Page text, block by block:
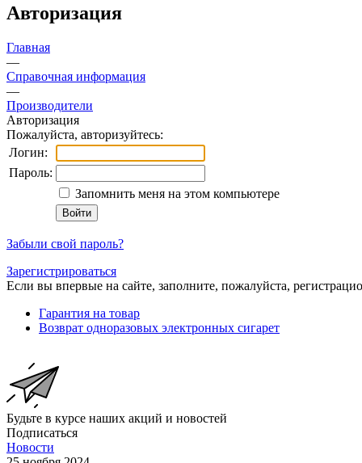
Авторизация
Главная
—
Справочная информация
—
Производители
Авторизация
Пожалуйста, авторизуйтесь:
Логин:
Пароль:
Запомнить меня на этом компьютере
Забыли свой пароль?
Зарегистрироваться
Если вы впервые на сайте, заполните, пожалуйста,
Гарантия на товар
Возврат одноразовых электронных сигарет
Будьте в курсе наших акций и новостей
Подписаться
Новости